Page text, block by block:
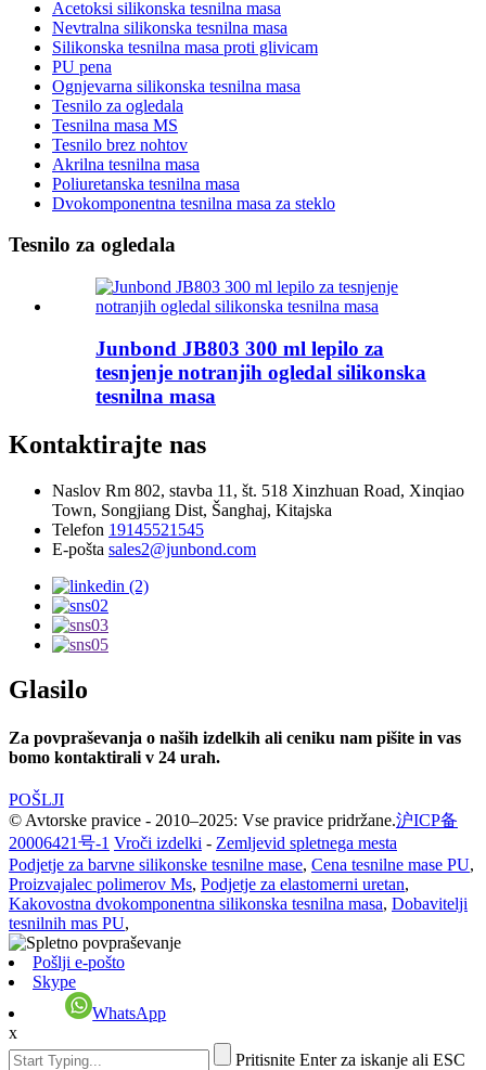
Acetoksi silikonska tesnilna masa
Nevtralna silikonska tesnilna masa
Silikonska tesnilna masa proti glivicam
PU pena
Ognjevarna silikonska tesnilna masa
Tesnilo za ogledala
Tesnilna masa MS
Tesnilo brez nohtov
Akrilna tesnilna masa
Poliuretanska tesnilna masa
Dvokomponentna tesnilna masa za steklo
Tesnilo za ogledala
Junbond JB803 300 ml lepilo za
tesnjenje notranjih ogledal silikonska
tesnilna masa
Kontaktirajte nas
Naslov Rm 802, stavba 11, št. 518 Xinzhuan Road, Xinqiao
Town, Songjiang Dist, Šanghaj, Kitajska
Telefon 19145521545
E-pošta sales2@junbond.com
Glasilo
Za povpraševanja o naših izdelkih ali ceniku nam pišite in vas
bomo kontaktirali v 24 urah.
POŠLJI
© Avtorske pravice - 2010–2025: Vse pravice pridržane.沪ICP备
20006421号-1 Vroči izdelki - Zemljevid spletnega mesta
Podjetje za barvne silikonske tesnilne mase, Cena tesnilne mase PU,
Proizvajalec polimerov Ms, Podjetje za elastomerni uretan,
Kakovostna dvokomponentna silikonska tesnilna masa, Dobavitelji
tesnilnih mas PU,
Pošlji e-pošto
Skype
WhatsApp
x
Pritisnite Enter za iskanje ali ESC